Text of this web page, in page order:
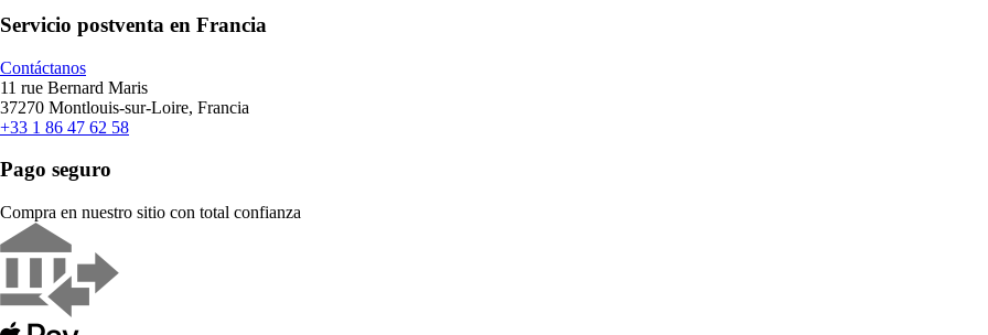
Servicio postventa en Francia
Contáctanos
11 rue Bernard Maris
37270 Montlouis-sur-Loire, Francia
+33 1 86 47 62 58
Pago seguro
Compra en nuestro sitio con total confianza